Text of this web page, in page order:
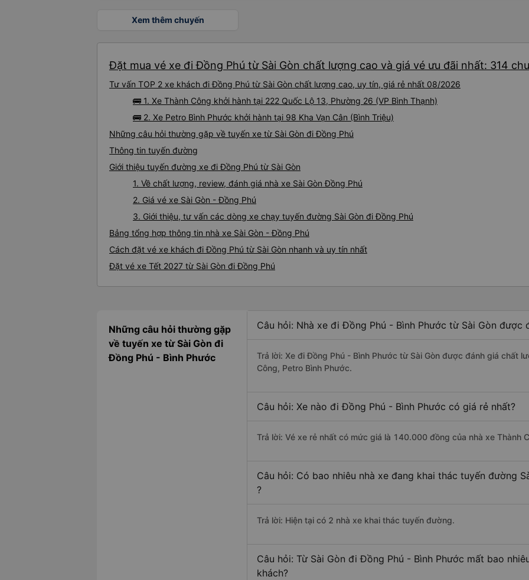
Xem thêm chuyến
Đặt mua vé xe đi Đồng Phú từ Sài Gòn chất lượng cao và giá vé ưu đãi nhất: 314
Tư vấn TOP 2 xe khách đi Đồng Phú từ Sài Gòn chất lượng cao, uy tín, giá rẻ nhất 08/2026
🚌 1. Xe Thành Công khởi hành tại 222 Quốc Lộ 13, Phường 26 (VP Bình Thạnh)
🚌 2. Xe Petro Bình Phước khởi hành tại 98 Kha Vạn Cân (Bình Triệu)
Những câu hỏi thường gặp về tuyến xe từ Sài Gòn đi Đồng Phú
Thông tin tuyến đường
Giới thiệu tuyến đường xe đi Đồng Phú từ Sài Gòn
1. Về chất lượng, review, đánh giá nhà xe Sài Gòn Đồng Phú
2. Giá vé xe Sài Gòn - Đồng Phú
3. Giới thiệu, tư vấn các dòng xe chạy tuyến đường Sài Gòn đi Đồng Phú
Bảng tổng hợp thông tin nhà xe Sài Gòn - Đồng Phú
Cách đặt vé xe khách đi Đồng Phú từ Sài Gòn nhanh và uy tín nhất
Đặt vé xe Tết 2027 từ Sài Gòn đi Đồng Phú
Những câu hỏi thường gặp
về tuyến xe từ Sài Gòn đi
Đồng Phú - Bình Phước
Câu hỏi: Nhà xe đi Đồng Phú - Bình Phước từ Sài Gòn được
Trả lời: Xe đi Đồng Phú - Bình Phước từ Sài Gòn được đánh giá chất
Công, Petro Bình Phước.
Câu hỏi: Xe nào đi Đồng Phú - Bình Phước có giá rẻ nhất?
Trả lời: Vé xe rẻ nhất có mức giá là 140.000 đồng của nhà xe Thành
Câu hỏi: Có bao nhiêu nhà xe đang khai thác tuyến đường
?
Trả lời: Hiện tại có 2 nhà xe khai thác tuyến đường.
Câu hỏi: Từ Sài Gòn đi Đồng Phú - Bình Phước mất bao
khách?